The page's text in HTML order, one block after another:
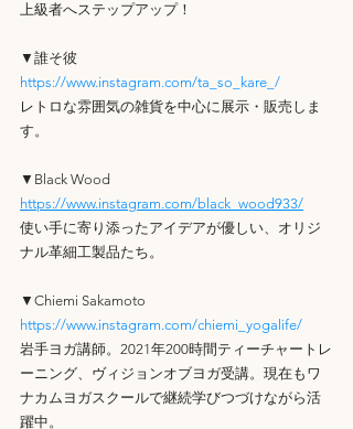
上級者へステップアップ！
▼誰そ彼
https://www.instagram.com/ta_so_kare_/
レトロな雰囲気の雑貨を中心に展示・販売しま
す。
▼Black Wood
https://www.instagram.com/black_wood933/
使い手に寄り添ったアイデアが優しい、オリジ
ナル革細工製品たち。
▼Chiemi Sakamoto
https://www.instagram.com/chiemi_yogalife/
岩手ヨガ講師。2021年200時間ティーチャートレ
ーニング、ヴィジョンオブヨガ受講。現在もワ
ナカムヨガスクールで継続学びつづけながら活
躍中。